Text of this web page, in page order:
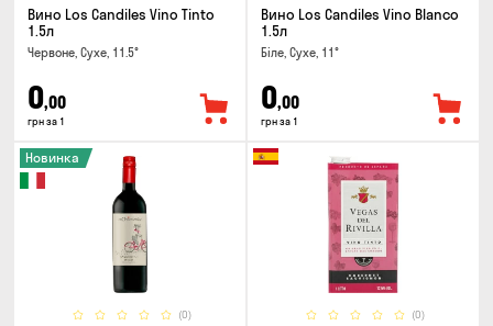
Вино Los Candiles Vino Tinto
1.5л
Червоне, Сухе, 11.5°
0,00
грн за 1
Вино Los Candiles Vino Blanco
1.5л
Біле, Сухе, 11°
0,00
грн за 1
(0)
Новинка
(0)